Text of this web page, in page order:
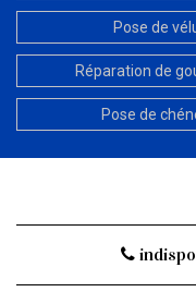
Pose de
Réparation de
Pose de